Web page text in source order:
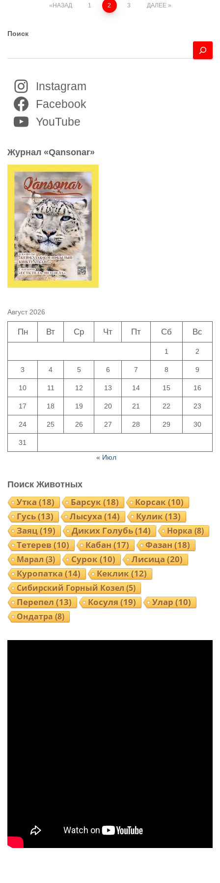
Пагинация
записей
НАЗАД 1 2 3 ДАЛЕЕ
Поиск
Instagram
Facebook
YouTube
Журнал «Qansonar»
Август 2026
Пн Вт Ср Чт Пт Сб Вс
1 2
3 4 5 6 7 8 9
10 11 12 13 14 15 16
17 18 19 20 21 22 23
24 25 26 27 28 29 30
31
« Июл
Поиск Животных
Утка(18) Барсук(18) Корсак(10)
Гусь(13) Лысуха(14) Кулик(13)
Заяц(19) Диких Голубь(14) Норка(8)
Тетерев(10) Кабан(17) Фазан(18)
Марал(3) Сурок(10) Лисица(20)
Куропатка(14) Кеклик(12)
Сибирский Горный Козел(5)
Перепел(13) Косуля(19) Улар(10)
Ондатра(8)